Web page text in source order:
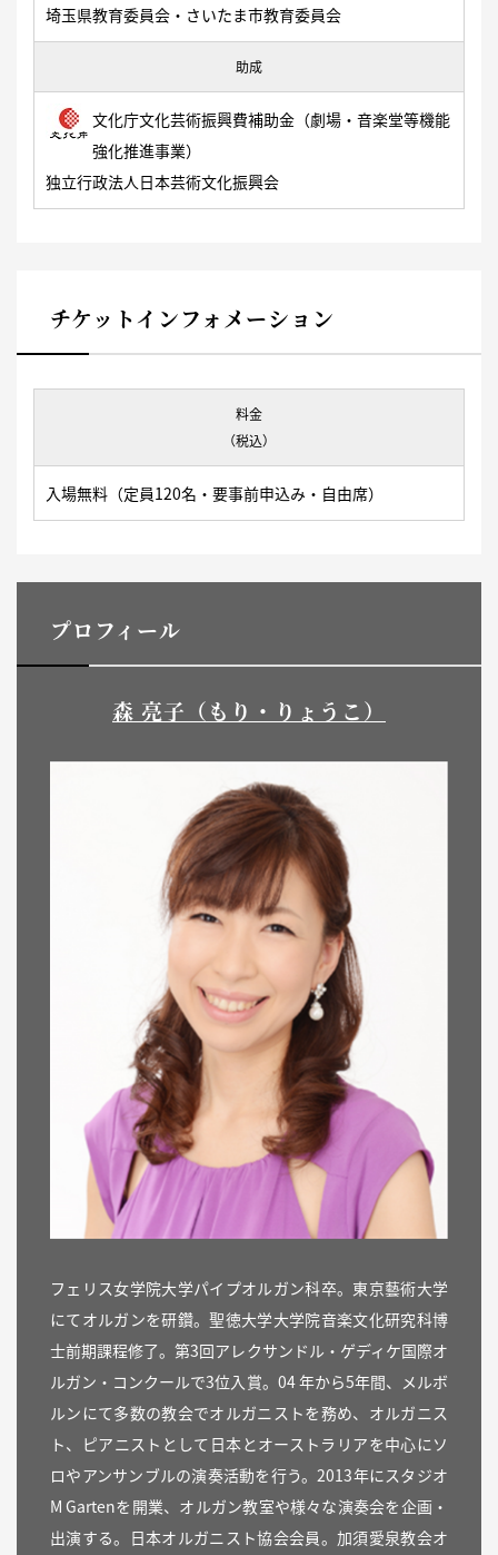
埼玉県教育委員会・さいたま市教育委員会
助成
文化庁文化芸術振興費補助金（劇場・音楽堂等機能
強化推進事業）
独立行政法人日本芸術文化振興会
チケットインフォメーション
料金
（税込）
入場無料（定員120名・要事前申込み・自由席）
プロフィール
森 亮子（もり・りょうこ）
フェリス女学院大学パイプオルガン科卒。東京藝術大学
にてオルガンを研鑽。聖徳大学大学院音楽文化研究科博
士前期課程修了。第3回アレクサンドル・ゲディケ国際オ
ルガン・コンクールで3位入賞。04 年から5年間、メルボ
ルンにて多数の教会でオルガニストを務め、オルガニス
ト、ピアニストとして日本とオーストラリアを中心にソ
ロやアンサンブルの演奏活動を行う。2013年にスタジオ
M Gartenを開業、オルガン教室や様々な演奏会を企画・
出演する。日本オルガニスト協会会員。加須愛泉教会オ